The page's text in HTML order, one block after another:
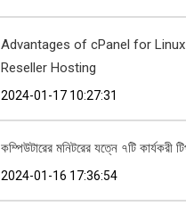
Advantages of cPanel for Linux
Reseller Hosting
2024-01-17 10:27:31
কম্পিউটারের মনিটরের যত্নে ৭টি কার্যকরী
2024-01-16 17:36:54